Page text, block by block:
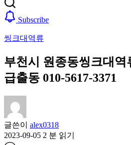
Subscribe
씽크대역류
부천시 원종동씽크대역
급출동 010-5617-3371
글쓴이 alex0318
2023-09-05 2 분 읽기